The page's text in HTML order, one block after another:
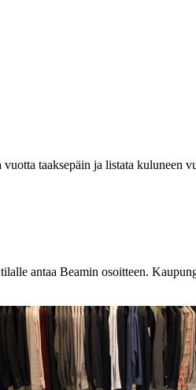
taaksepäin ja listata
antaa Beamin osoitteen.